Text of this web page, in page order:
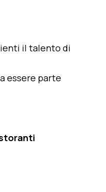
il talento di
essere parte